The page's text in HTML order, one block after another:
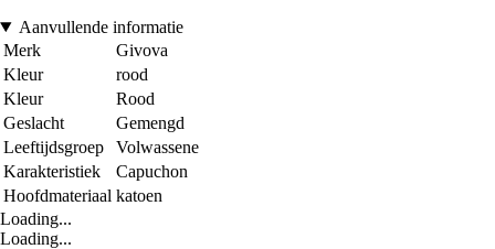
Aanvullende informatie
Merk
Givova
Kleur
rood
Kleur
Rood
Geslacht
Gemengd
Leeftijdsgroep
Volwassene
Karakteristiek
Capuchon
Hoofdmateriaal katoen
Loading...
Loading...